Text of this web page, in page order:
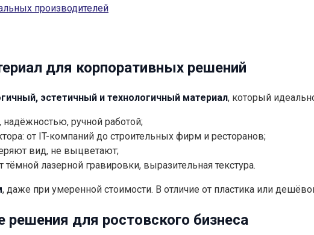
производителей
для корпоративных решений
эстетичный и технологичный материал, который
надёжностью, ручной работой;
от IT-компаний до строительных фирм и ресторанов;
вид, не выцветают;
лазерной гравировки, выразительная текстура.
, даже при умеренной стоимости. В отличие от пластика или
для ростовского бизнеса